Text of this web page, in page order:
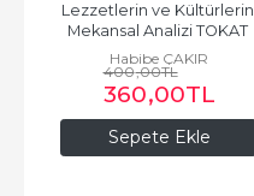
Sepete Ekle
Lezzetlerin ve Kültürlerin
Mekansal Analizi TOKAT
YEMEK ATLASI
Habibe ÇAKIR
400,00TL
360,00TL